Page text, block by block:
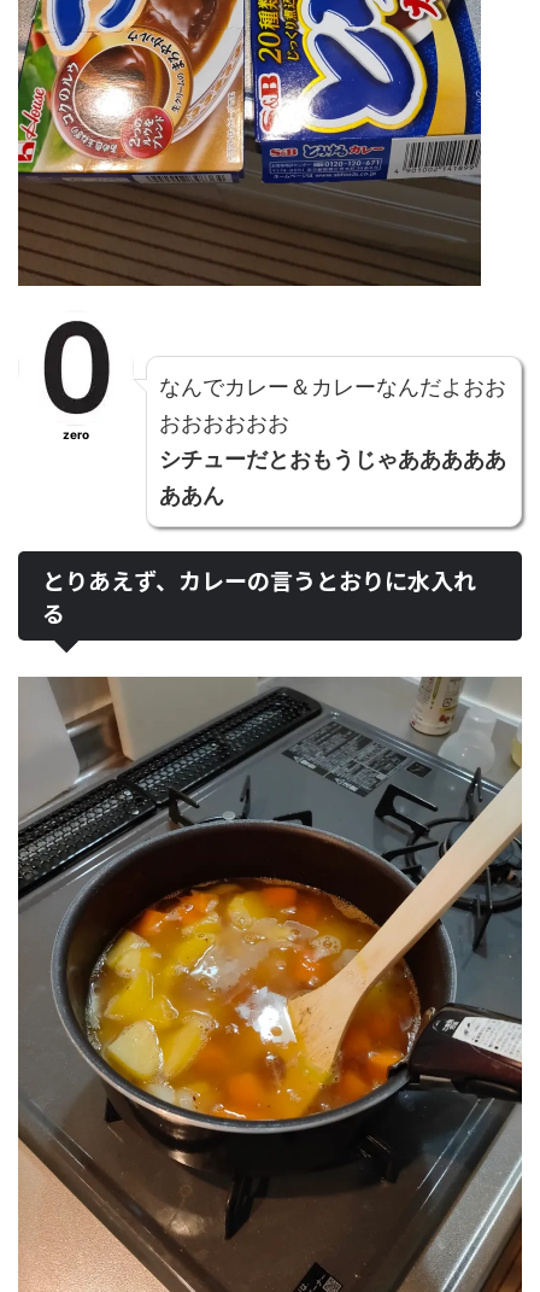
zero
なんでカレー＆ カレーなんだよおお
おおおおおお
シチューだとおもうじゃあああああ
ああん
とりあえず、カレーの言うとおりに水入れ
る